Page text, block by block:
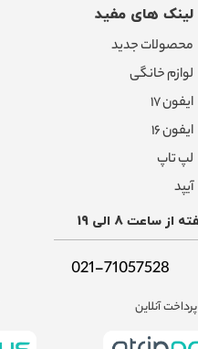
لینک های مفید
محصولات جدید
لوازم خانگی
ایفون ۱۷
ایفون ۱۶
لپ تاپ
آیپد
ساعت 8 الی 19
021-71057528
پرداخت آنلاین